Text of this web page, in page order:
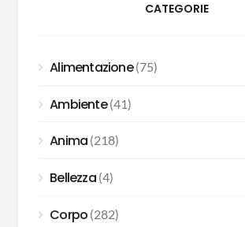
CATEGORIE
Alimentazione(75)
Ambiente(41)
Anima (218)
Bellezza(4)
Corpo (282)